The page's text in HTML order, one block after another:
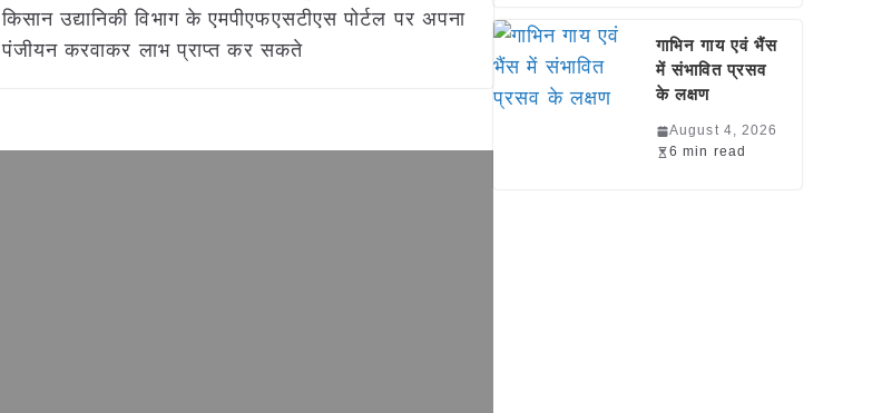
किसान उद्यानिकी विभाग के एमपीएफएसटीएस पोर्टल पर अपना
पंजीयन करवाकर लाभ प्राप्त कर सकते
गाभिन गाय एवं भैंस
में संभावित प्रसव
के लक्षण
August 4, 2026
6 min read